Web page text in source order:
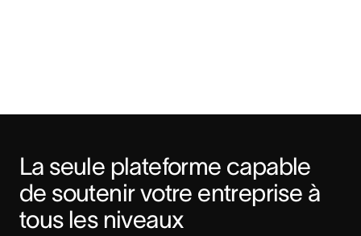
La seule plateforme capable
de soutenir votre entreprise à
tous les niveaux